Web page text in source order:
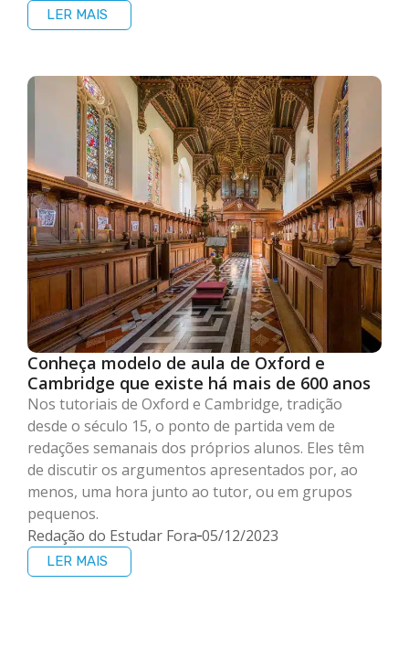
LER MAIS
Conheça modelo de aula de Oxford e
Cambridge que existe há mais de 600 anos
Nos tutoriais de Oxford e Cambridge, tradição
desde o século 15, o ponto de partida vem de
redações semanais dos próprios alunos. Eles têm
de discutir os argumentos apresentados por, ao
menos, uma hora junto ao tutor, ou em grupos
pequenos.
Redação do Estudar Fora 05/12/2023
LER MAIS